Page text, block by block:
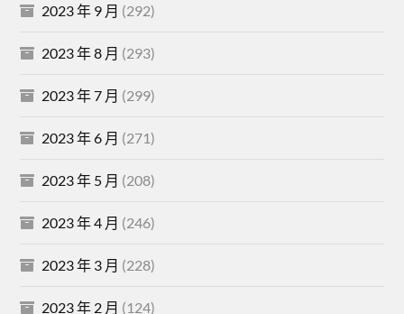
2023 年 9 月 (292)
2023 年 8 月 (293)
2023 年 7 月 (299)
2023 年 6 月 (271)
2023 年 5 月 (208)
2023 年 4 月 (246)
2023 年 3 月 (228)
2023 年 2 月 (124)